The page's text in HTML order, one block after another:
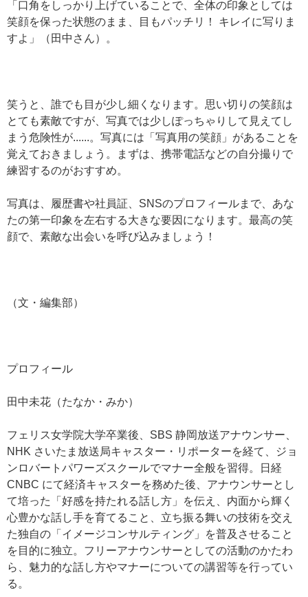
「口角をしっかり上げていることで、全体の印象としては
笑顔を保った状態のまま、目もパッチリ！ キレイに写りま
すよ」（田中さん）。
笑うと、誰でも目が少し細くなります。思い切りの笑顔は
とても素敵ですが、写真では少しぽっちゃりして見えてし
まう危険性が......。写真には「写真用の笑顔」があることを
覚えておきましょう。まずは、携帯電話などの自分撮りで
練習するのがおすすめ。
写真は、履歴書や社員証、SNSのプロフィールまで、あな
たの第一印象を左右する大きな要因になります。最高の笑
顔で、素敵な出会いを呼び込みましょう！
（文・編集部）
プロフィール
田中未花（たなか・みか）
フェリス女学院大学卒業後、SBS 静岡放送アナウンサー、
NHK さいたま放送局キャスター・リポーターを経て、ジョ
ンロバートパワーズスクールでマナー全般を習得。日経
CNBC にて経済キャスターを務めた後、アナウンサーとし
て培った「好感を持たれる話し方」を伝え、内面から輝く
心豊かな話し手を育てること、立ち振る舞いの技術を交え
た独自の「イメージコンサルティング」を普及させること
を目的に独立。フリーアナウンサーとしての活動のかたわ
ら、魅力的な話し方やマナーについての講習等を行ってい
る。